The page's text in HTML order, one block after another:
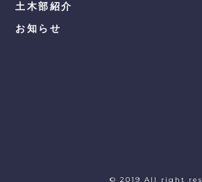
土木部紹介
お知らせ
© 2019 All right